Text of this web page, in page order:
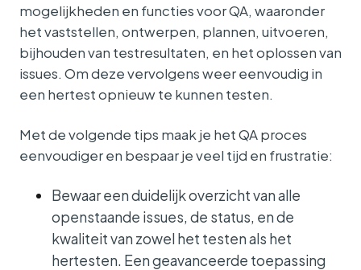
mogelijkheden en functies voor QA, waaronder
het vaststellen, ontwerpen, plannen, uitvoeren,
bijhouden van testresultaten, en het oplossen van
issues. Om deze vervolgens weer eenvoudig in
een hertest opnieuw te kunnen testen.
Met de volgende tips maak je het QA proces
eenvoudiger en bespaar je veel tijd en frustratie:
Bewaar een duidelijk overzicht van alle
openstaande issues, de status, en de
kwaliteit van zowel het testen als het
hertesten. Een geavanceerde toepassing